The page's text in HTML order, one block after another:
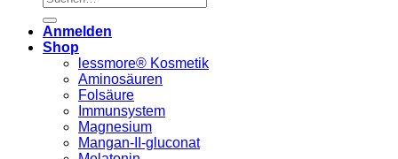
Anmelden
Shop
lessmore® Kosmetik
Aminosäuren
Folsäure
Immunsystem
Magnesium
Mangan-II-gluconat